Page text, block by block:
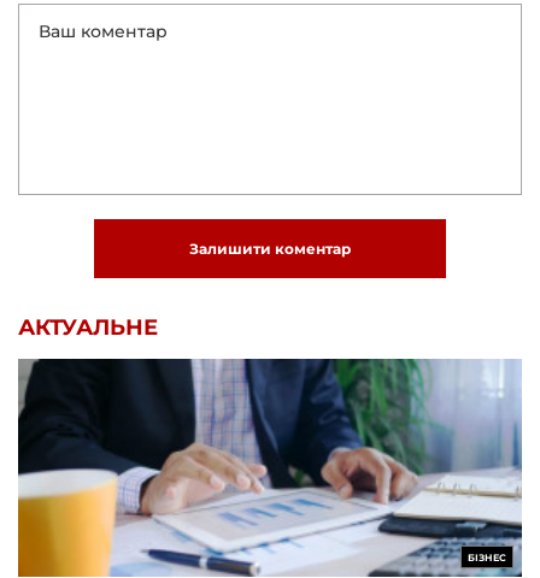
Залишити коментар
АКТУАЛЬНЕ
БІЗНЕС